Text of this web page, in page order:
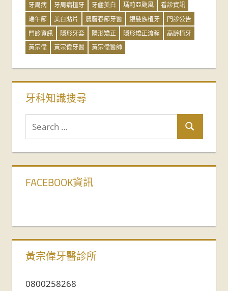
牙周病
牙周病植牙 牙齒美白 瑪莉亞颱風
看診資訊
端午節
美白貼片 農曆春節牙醫 銀髮族植牙
門診公告
門診資訊
隱形牙套 隱形矯正 隱形矯正流程
高齡植牙
黃宗偉
黃宗偉牙醫 黃宗偉醫師
牙科知識搜尋
FACEBOOK資訊
黃宗偉牙醫診所
0800258268